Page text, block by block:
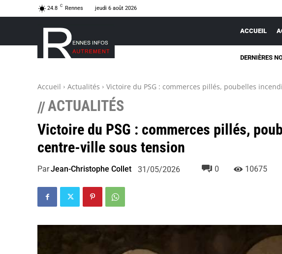
24.8 C Rennes jeudi 6 août 2026
ACCUEIL
DERNIÈRES
Accueil Actualités Victoire du PSG : commerces pillés, poubelles
//ACTUALITÉS
Victoire du PSG : commerces pillés,
centre-ville sous tension
ParJean-Christophe Collet 31/05/2026 0 10675